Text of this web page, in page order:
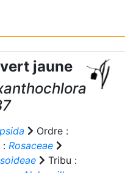
jaune
Ordre :
: Rosaceae
Tribu :